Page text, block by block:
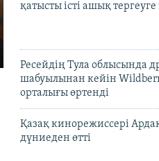
қатысты істі ашық
Ресейдің Тула облысында
шабуылынан кейін
орталығы өртенді
Қазақ кинорежиссері
дүниеден өтті